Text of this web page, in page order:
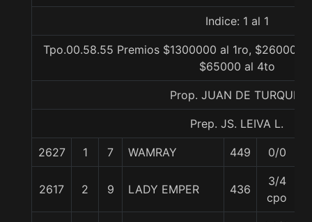
Indice: 1 al 1
Tpo.00.58.55 Premios $1300000 al 1ro, $260000
$65000 al 4to
Prop. JUAN DE TURQUIA
Prep. JS. LEIVA L.
2627 1 7 WAMRAY 449 0/0
2617 2 9 LADY EMPER 436
3/4
cpo